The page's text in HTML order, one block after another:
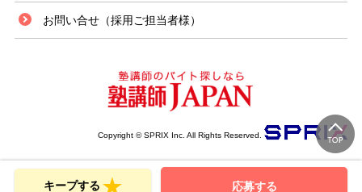
キープする 応募する
お問い合せ（採用ご担当者様）
Copyright © SPRIX Inc. All Rights Reserved.